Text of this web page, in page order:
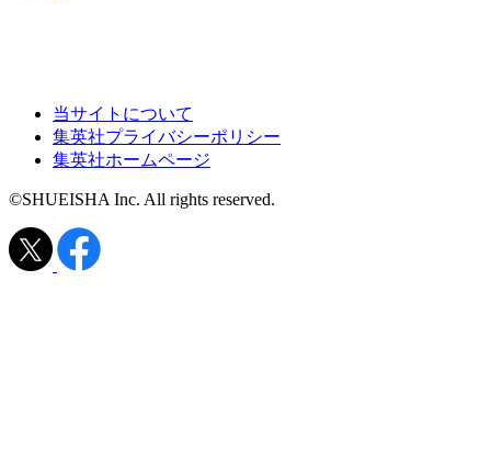
当サイトについて
集英社プライバシーポリシー
集英社ホームページ
©SHUEISHA Inc. All rights reserved.